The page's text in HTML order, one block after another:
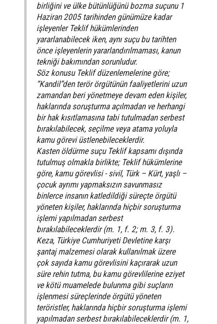
birliğini ve ülke bütünlüğünü bozma suçunu 1
Haziran 2005 tarihinden günümüze kadar
işleyenler Teklif hükümlerinden
yararlanabilecek iken, aynı suçu bu tarihten
önce işleyenlerin yararlandırılmaması, kanun
tekniği bakımından sorunludur.
Söz konusu Teklif düzenlemelerine göre;
“Kandil”den terör örgütünün faaliyetlerini uzun
zamandan beri yönetmeye devam eden kişiler,
haklarında soruşturma açılmadan ve herhangi
bir hak kısıtlamasına tabi tutulmadan serbest
bırakılabilecek, seçilme veya atama yoluyla
kamu görevi üstlenebileceklerdir.
Kasten öldürme suçu Teklif kapsamı dışında
tutulmuş olmakla birlikte; Teklif hükümlerine
göre, kamu görevlisi - sivil, Türk – Kürt, yaşlı –
çocuk ayrımı yapmaksızın savunmasız
binlerce insanın katledildiği süreçte örgütü
yöneten kişiler, haklarında hiçbir soruşturma
işlemi yapılmadan serbest
bırakılabileceklerdir (m. 1, f. 2; m. 3, f. 3).
Keza, Türkiye Cumhuriyeti Devletine karşı
şantaj malzemesi olarak kullanılmak üzere
çok sayıda kamu görevlisini kaçırarak uzun
süre rehin tutma, bu kamu görevlilerine eziyet
ve kötü muamelede bulunma gibi suçların
işlenmesi süreçlerinde örgütü yöneten
teröristler, haklarında hiçbir soruşturma işlemi
yapılmadan serbest bırakılabileceklerdir (m. 1,